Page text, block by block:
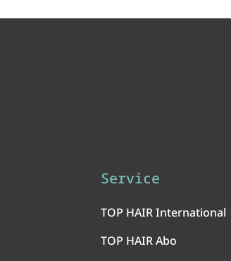
Service
TOP HAIR International
TOP HAIR Abo